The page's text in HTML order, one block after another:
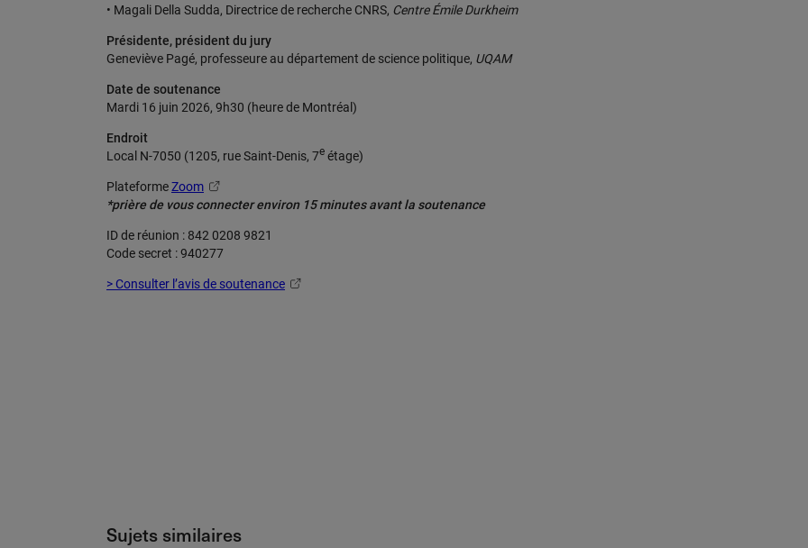
• Magali Della Sudda, Directrice de recherche CNRS, Centre Émile Durkheim
Présidente, président du jury
Geneviève Pagé, professeure au département de science politique, UQAM
Date de soutenance
Mardi 16 juin 2026, 9h30 (heure de Montréal)
Endroit
Local N-7050 (1205, rue Saint-Denis, 7e étage)
PlateformeZoom
*prière de vous connecter environ 15 minutes avant la soutenance
ID de réunion : 842 0208 9821
Code secret : 940277
> Consulter l’avis de soutenance
Sujets similaires